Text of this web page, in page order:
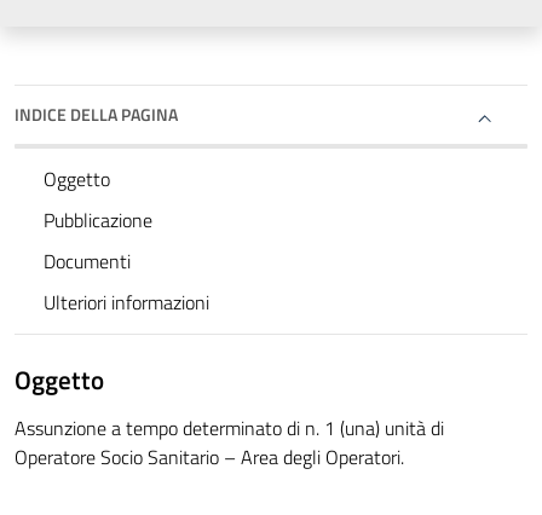
INDICE DELLA PAGINA
Oggetto
Pubblicazione
Documenti
Ulteriori informazioni
Oggetto
Assunzione a tempo determinato di n. 1 (una) unità di
Operatore Socio Sanitario – Area degli Operatori.